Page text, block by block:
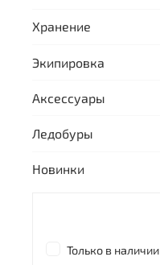
Хранение
Экипировка
Аксессуары
Ледобуры
Новинки
Только в наличии